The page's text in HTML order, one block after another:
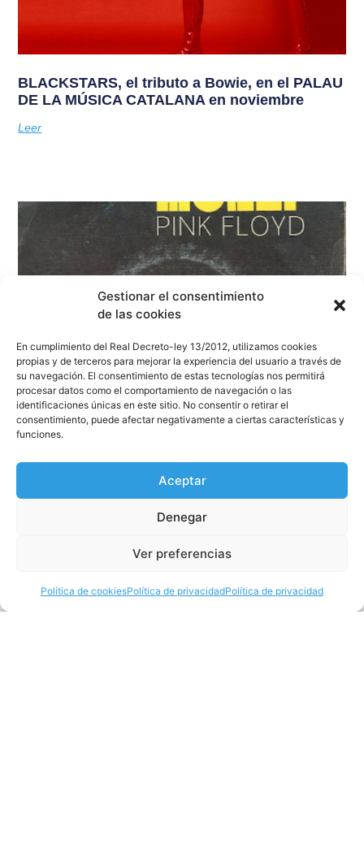
Gestionar el consentimiento
de las cookies
En cumplimiento del Real Decreto-ley 13/2012, utilizamos cookies
propias y de terceros para mejorar la experiencia del usuario a través de
su navegación. El consentimiento de estas tecnologías nos permitirá
procesar datos como el comportamiento de navegación o las
identificaciones únicas en este sitio. No consentir o retirar el
consentimiento, puede afectar negativamente a ciertas características y
funciones.
Aceptar
Denegar
Ver preferencias
Política de cookiesPolítica de privacidadPolítica de privacidad
BLACKSTARS, el tributo a Bowie, en el PALAU
DE LA MÚSICA CATALANA en noviembre
Leer
«Money» de PINK FLOYD cumple 53 años.
ECHOES OF PINK FLOYD volverán al Palau de
la Música Catalana en junio